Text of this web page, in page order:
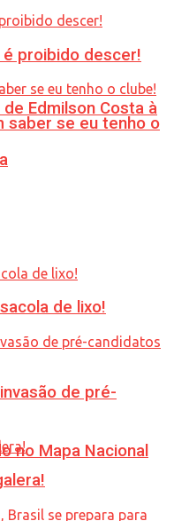
Edmilson Costa à
no Mapa Nacional
proibido descer!
saber se eu tenho o
de lixo!
de pré-